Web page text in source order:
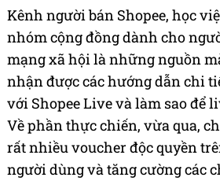
Kênh người bán Shopee, học
nhóm cộng đồng dành cho
mạng xã hội là những nguồn
nhận được các hướng dẫn chi
với Shopee Live và làm sao để
Về phần thực chiến, vừa qua,
rất nhiều voucher độc quyền
người dùng và tăng cường các